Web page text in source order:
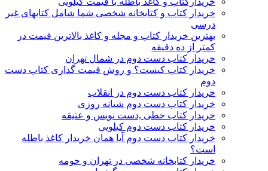
خریدار کتاب و کتابخانه شخصی شما شامل کتابهای غیر
درسی
بهترین خریدار کتاب و مجله و کاغذ بالاترین قیمت در
کمتر از ده دقیقه
خریدار کتاب دست دوم در شمال تهران
خریدار کتاب کیست؟ و روش قیمت گذاری کتاب دست
دوم
خریدار کتاب دست دوم در انقلاب
خریدار کتاب دست دوم شبانه روزی
خریدار کتاب خطی ,دست نویس و عتیقه
خریدار کتاب دست دوم کیلویی
خریدار کتاب دست دوم آیا همان خریدار کاغذ باطله
است؟
خریدار کتابخانه شخصی در تهران و حومه